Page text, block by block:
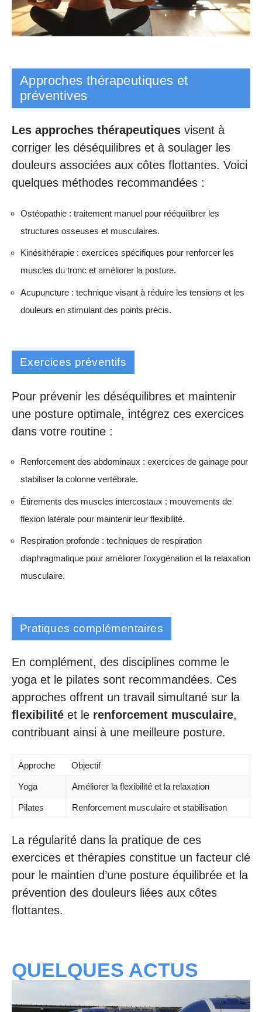
Approches thérapeutiques et
préventives
Les approches thérapeutiques visent à
corriger les déséquilibres et à soulager les
douleurs associées aux côtes flottantes. Voici
quelques méthodes recommandées :
Ostéopathie : traitement manuel pour rééquilibrer les
structures osseuses et musculaires.
Kinésithérapie : exercices spécifiques pour renforcer les
muscles du tronc et améliorer la posture.
Acupuncture : technique visant à réduire les tensions et les
douleurs en stimulant des points précis.
Exercices préventifs
Pour prévenir les déséquilibres et maintenir
une posture optimale, intégrez ces exercices
dans votre routine :
Renforcement des abdominaux : exercices de gainage pour
stabiliser la colonne vertébrale.
Étirements des muscles intercostaux : mouvements de
flexion latérale pour maintenir leur flexibilité.
Respiration profonde : techniques de respiration
diaphragmatique pour améliorer l’oxygénation et la relaxation
musculaire.
Pratiques complémentaires
En complément, des disciplines comme le
yoga et le pilates sont recommandées. Ces
approches offrent un travail simultané sur la
flexibilité et le renforcement musculaire,
contribuant ainsi à une meilleure posture.
Approche Objectif
Yoga Améliorer la flexibilité et la relaxation
Pilates Renforcement musculaire et stabilisation
La régularité dans la pratique de ces
exercices et thérapies constitue un facteur clé
pour le maintien d’une posture équilibrée et la
prévention des douleurs liées aux côtes
flottantes.
QUELQUES ACTUS